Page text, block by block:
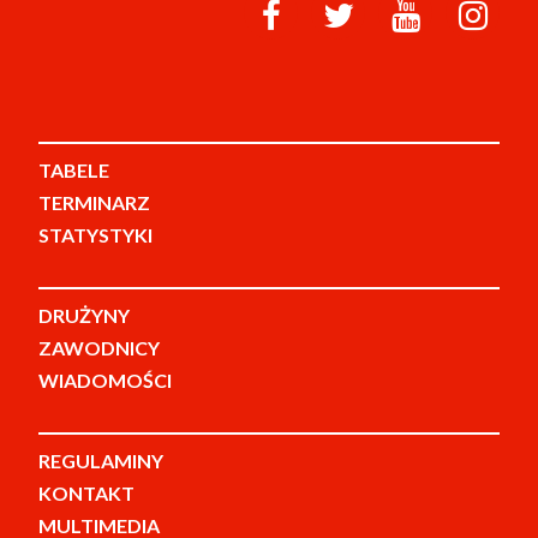
TABELE
TERMINARZ
STATYSTYKI
DRUŻYNY
ZAWODNICY
WIADOMOŚCI
REGULAMINY
KONTAKT
MULTIMEDIA